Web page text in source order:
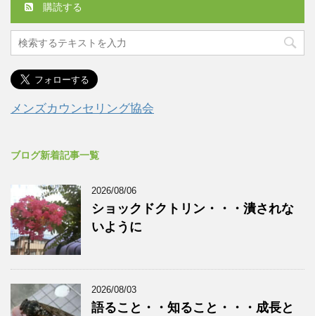
購読する
メンズカウンセリング協会
ブログ新着記事一覧
2026/08/06
ショックドクトリン・・・潰されな
いように
2026/08/03
語ること・・知ること・・・成長と